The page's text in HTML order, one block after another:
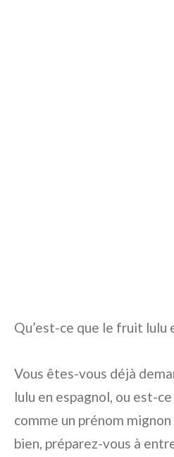
Qu’est-ce que le fruit lulu
Vous êtes-vous déjà
lulu en espagnol, ou est-
comme un prénom mignon
bien, préparez-vous à